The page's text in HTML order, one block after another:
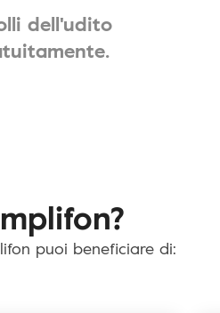
dell'udito
puoi beneficiare di: